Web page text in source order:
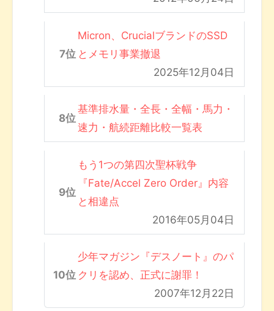
Micron、CrucialブランドのSSD
とメモリ事業撤退
2025年12月04日
基準排水量・全長・全幅・馬力・
速力・航続距離比較一覧表
もう1つの第四次聖杯戦争
『Fate/Accel Zero Order』内容
と相違点
2016年05月04日
少年マガジン『デスノート』のパ
クリを認め、正式に謝罪！
2007年12月22日